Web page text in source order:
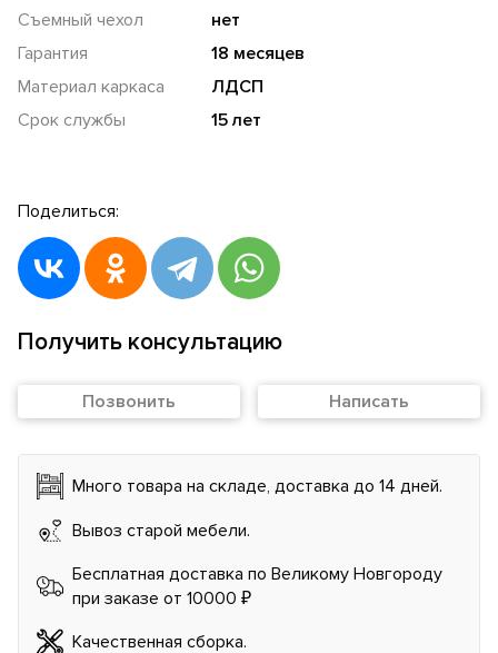
Съемный чехол
нет
Гарантия
18 месяцев
Материал каркаса
ЛДСП
Срок службы
15 лет
Поделиться:
Получить консультацию
Позвонить Написать
Много товара на складе, доставка до 14 дней.
Вывоз старой мебели.
Бесплатная доставка по Великому Новгороду
при заказе от 10000 ₽
Качественная сборка.